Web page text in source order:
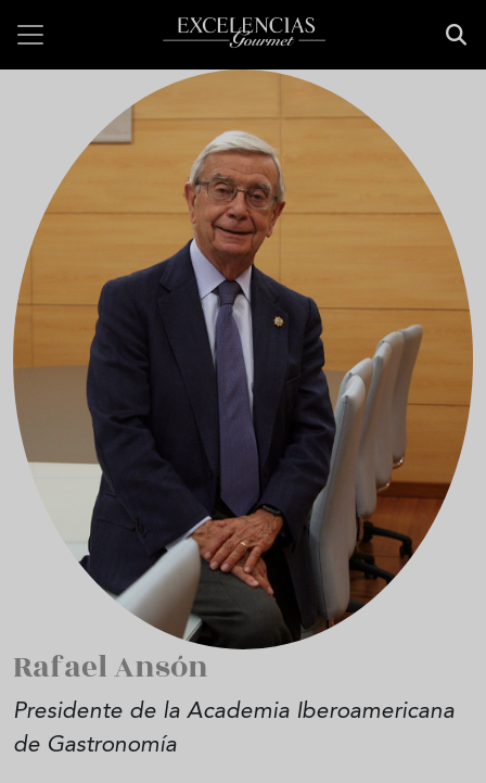
Rafael Ansón
Presidente de la Academia Iberoamericana
de Gastronomía